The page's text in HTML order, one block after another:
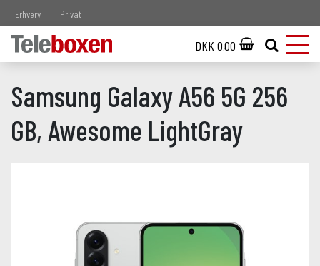
Erhverv Privat
DKK 0,00
Samsung Galaxy A56 5G 256
GB, Awesome LightGray